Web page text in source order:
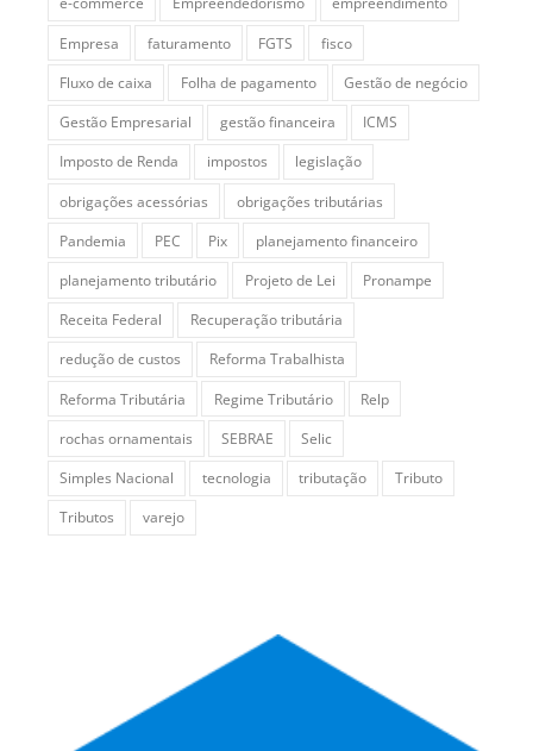
Empresa
faturamento FGTS
fisco
Fluxo de caixa
Folha de pagamento
Gestão de negócio
Gestão Empresarial
gestão financeira
ICMS
Imposto de Renda
impostos
legislação
obrigações acessórias
obrigações tributárias
Pandemia
PEC Pix
planejamento financeiro
planejamento tributário
Projeto de Lei
Pronampe
Receita Federal
Recuperação tributária
redução de custos
Reforma Trabalhista
Reforma Tributária
Regime Tributário
Relp
rochas ornamentais
SEBRAE
Selic
Simples Nacional
tecnologia tributação
Tributo
Tributos
varejo